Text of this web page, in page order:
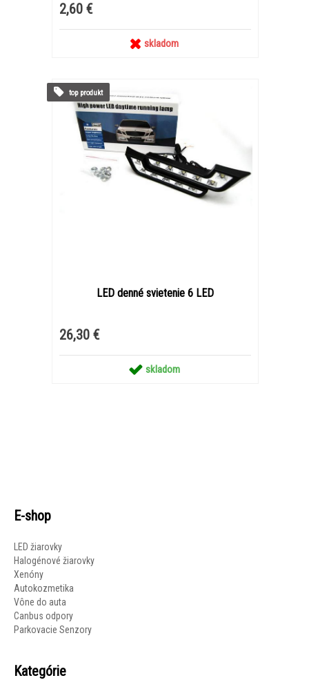
2,60 €
skladom
LED denné svietenie 6 LED
26,30 €
skladom
top produkt
E-shop
LED žiarovky
Halogénové žiarovky
Xenóny
Autokozmetika
Vône do auta
Canbus odpory
Parkovacie Senzory
Kategórie